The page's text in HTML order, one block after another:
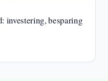
investering, besparing